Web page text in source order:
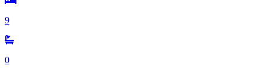
9
0